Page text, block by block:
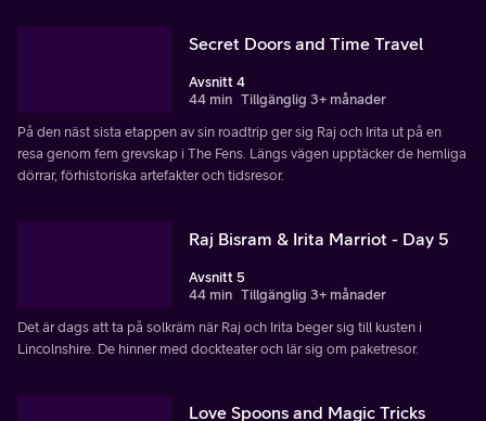
Secret Doors and Time Travel
Avsnitt 4
44 min Tillgänglig 3+ månader
På den näst sista etappen av sin roadtrip ger sig Raj och Irita ut på en
resa genom fem grevskap i The Fens. Längs vägen upptäcker de hemliga
dörrar, förhistoriska artefakter och tidsresor.
Raj Bisram & Irita Marriot - Day 5
Avsnitt 5
44 min Tillgänglig 3+ månader
Det är dags att ta på solkräm när Raj och Irita beger sig till kusten i
Lincolnshire. De hinner med dockteater och lär sig om paketresor.
Love Spoons and Magic Tricks